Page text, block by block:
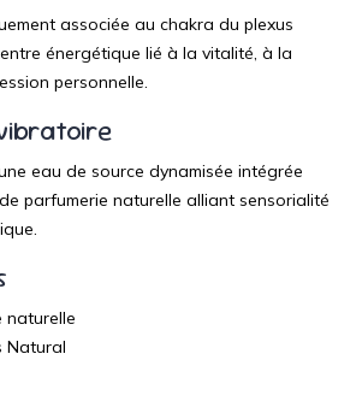
associée au chakra du plexus
énergétique lié à la vitalité, à la
personnelle.
eau de source dynamisée intégrée
parfumerie naturelle alliant sensorialité
naturelle
Natural